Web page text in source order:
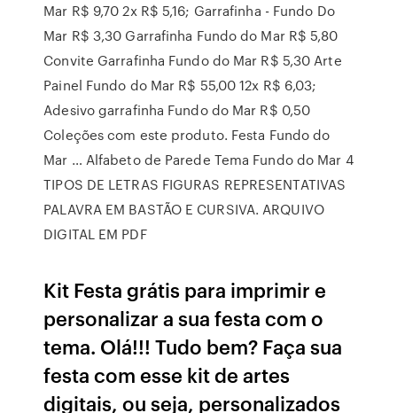
Mar R$ 9,70 2x R$ 5,16; Garrafinha - Fundo Do
Mar R$ 3,30 Garrafinha Fundo do Mar R$ 5,80
Convite Garrafinha Fundo do Mar R$ 5,30 Arte
Painel Fundo do Mar R$ 55,00 12x R$ 6,03;
Adesivo garrafinha Fundo do Mar R$ 0,50
Coleções com este produto. Festa Fundo do
Mar … Alfabeto de Parede Tema Fundo do Mar 4
TIPOS DE LETRAS FIGURAS REPRESENTATIVAS
PALAVRA EM BASTÃO E CURSIVA. ARQUIVO
DIGITAL EM PDF
Kit Festa grátis para imprimir e
personalizar a sua festa com o
tema. Olá!!! Tudo bem? Faça sua
festa com esse kit de artes
digitais, ou seja, personalizados